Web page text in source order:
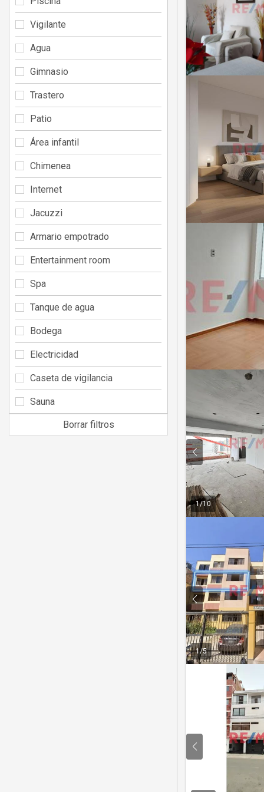
1/10
1/5
Vigilante
Agua
Gimnasio
Trastero
Patio
Área infantil
Chimenea
Internet
Jacuzzi
Armario empotrado
Entertainment room
Spa
Tanque de agua
Bodega
Electricidad
Caseta de vigilancia
Sauna
Borrar filtros